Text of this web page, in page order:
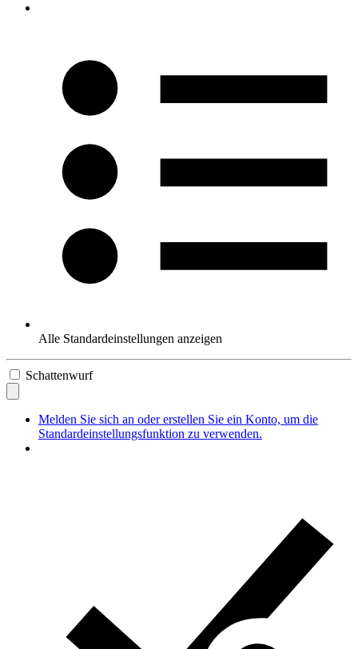
Alle Standardeinstellungen anzeigen
Schattenwurf
Melden Sie sich an oder erstellen Sie ein Konto, um die
Standardeinstellungsfunktion zu verwenden.